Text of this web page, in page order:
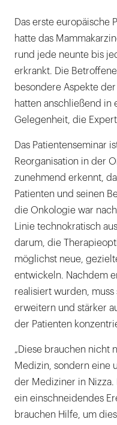
Das erste europäische
hatte das
rund jede neunte bis
erkrankt. Die
besondere Aspekte
hatten anschließend in
Gelegenheit, die
Das Patientenseminar
Reorganisation in der
zunehmend erkennt,
Patienten und seinen
die Onkologie war
Linie technokratisch
darum, die
möglichst neue,
entwickeln. Nachdem
realisiert wurden,
erweitern und stärker
der Patienten
„Diese brauchen nicht
Medizin, sondern eine
der Mediziner in Nizza.
ein einschneidendes
brauchen Hilfe, um